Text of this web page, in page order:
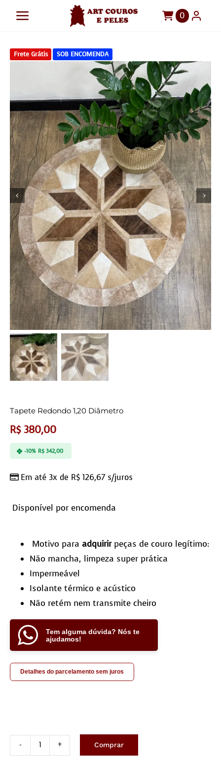
para
conteúdo
Toggle
Tapetes
Para sua casa
Móveis
Sob Medida!
0
Frete Grátis SOB ENCOMENDA
Tapete Redondo 1,20 Diâmetro
R$380,00
Em até 3x de R$ 126,67 s/juros
-10% R$342,00
Disponível por encomenda
Motivo para adquirirpeças de couro legítimo:
Não mancha, limpeza super prática
Impermeável
Isolante térmico e acústico
Não retém nem transmite cheiro
Tem alguma dúvida? Nós te
ajudamos!
Detalhes do parcelamento sem juros
Comprar